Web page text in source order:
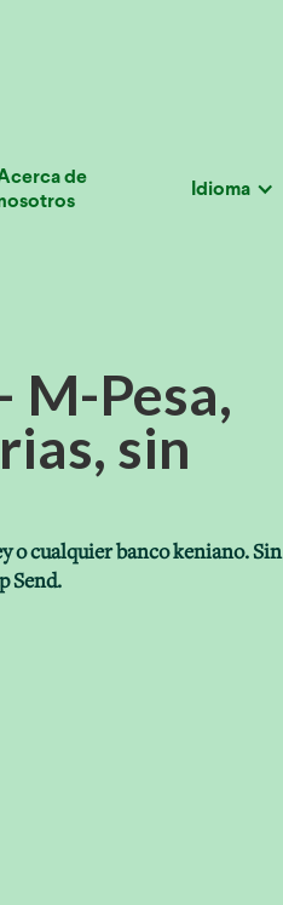
de
Idioma
M-Pesa,
sin
o cualquier banco keniano. Sin
Send.